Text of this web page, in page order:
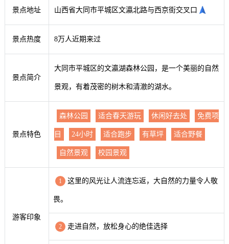
景点地址 山西省大同市平城区文瀛北路与西京街交叉口
景点热度 8万人近期来过
景点简介
大同市平城区的文瀛湖森林公园，是一个美丽的自然
景观，有着茂密的树木和清澈的湖水。
景点特色
森林公园 适合春天游玩 休闲好去处 免费项
目 24小时 适合跑步 有草坪 适合野餐
自然景观 校园景观
游客印象
1 这里的风光让人流连忘返，大自然的力量令人敬
畏。
2 走进自然，放松身心的绝佳选择